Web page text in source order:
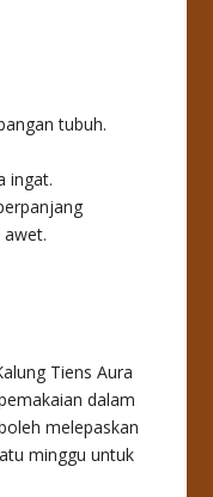
tubuh.
ingat.
Tiens Aura
dalam
melepaskan
minggu untuk